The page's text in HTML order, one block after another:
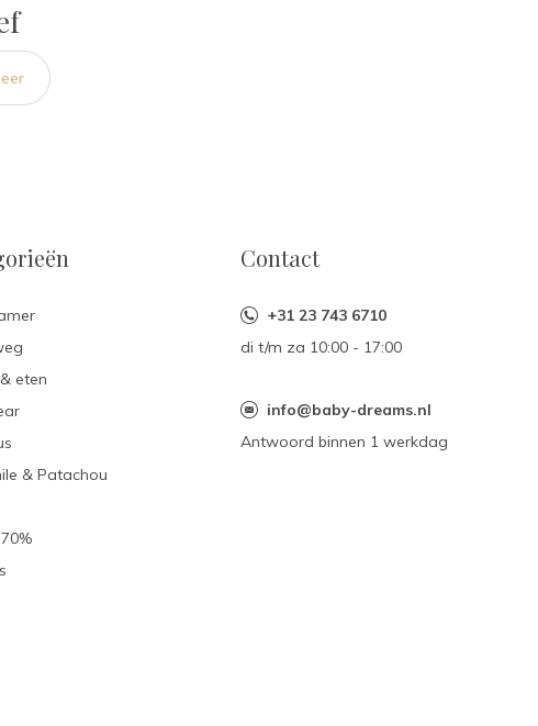
eten
& Patachou
Contact
+31 23 743 6710
di t/m za 10:00 - 17:00
info@baby-dreams.nl
Antwoord binnen 1 werkdag